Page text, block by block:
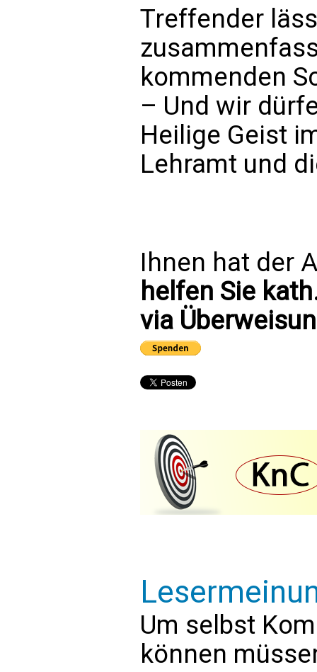
Treffender
kommenden
– Und wir
Heilige Geist
Lehramt und
Ihnen hat der
helfen Sie
via
Um selbst
können